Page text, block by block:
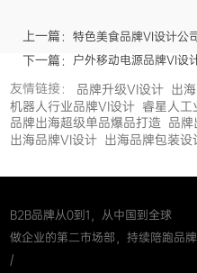
上一篇： 特色美食品牌VI设计公
下一篇： 户外移动电源品牌VI设
友情链接： 品牌升级VI设计 出
机器人行业品牌VI设计 睿星人工
品牌出海超级单品爆品打造 品牌
出海品牌VI设计 出海品牌包装设
B2B品牌从0到1，从中国到全球
做企业的第二市场部，持续陪跑品
/